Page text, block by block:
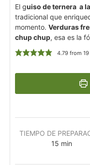
El guiso de ternera a
tradicional que
momento. Verduras
chup chup, esa es la
4.79from 19
TIEMPO DE
15 min